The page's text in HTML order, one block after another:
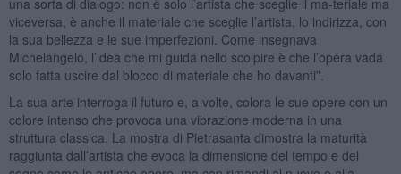
viceversa, è anche il materiale che sceglie l’artista, lo indirizza, con
la sua bellezza e le sue imperfezioni. Come insegnava
Michelangelo, l’idea che mi guida nello scolpire è che l’opera vada
solo fatta uscire dal blocco di materiale che ho davanti”.
La sua arte interroga il futuro e, a volte, colora le sue opere con un
colore intenso che provoca una vibrazione moderna in una
struttura classica. La mostra di Pietrasanta dimostra la maturità
raggiunta dall’artista che evoca la dimensione del tempo e del